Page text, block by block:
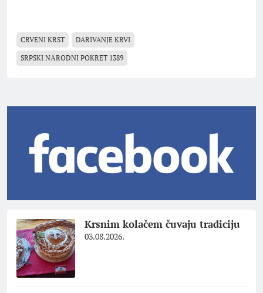
CRVENI KRST DARIVANJE KRVI
SRPSKI NАRODNI POKRET 1389
Krsnim kolačem čuvaju tradiciju
03.08.2026.